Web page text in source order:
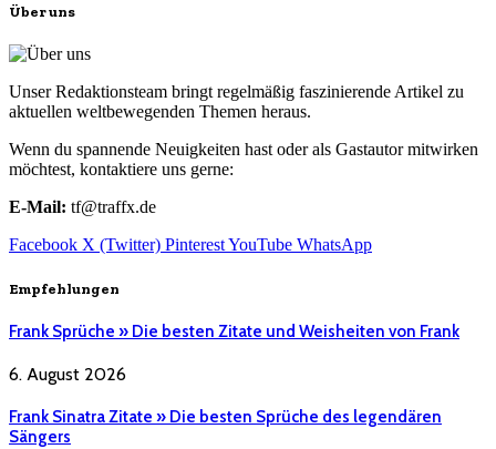
Über uns
Unser Redaktionsteam bringt regelmäßig faszinierende Artikel zu
aktuellen weltbewegenden Themen heraus.
Wenn du spannende Neuigkeiten hast oder als Gastautor mitwirken
möchtest, kontaktiere uns gerne:
E-Mail: tf@traffx.de
Facebook X (Twitter) PinterestYouTube WhatsApp
Empfehlungen
Frank Sprüche » Die besten Zitate und Weisheiten von Frank
6. August 2026
Frank Sinatra Zitate » Die besten Sprüche des legendären
Sängers